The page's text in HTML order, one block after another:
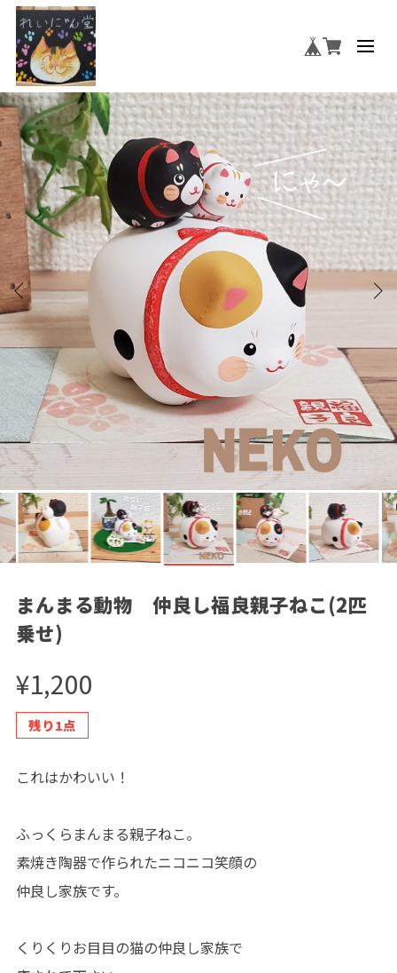
まんまる動物 仲良し福良親子ねこ(2匹
乗せ)
¥1,200
残り1点
これはかわいい！
ふっくらまんまる親子ねこ。
素焼き陶器で作られたニコニコ笑顔の
仲良し家族です。
くりくりお目目の猫の仲良し家族で